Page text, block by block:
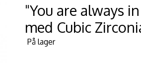
"You are always
med Cubic
På lager